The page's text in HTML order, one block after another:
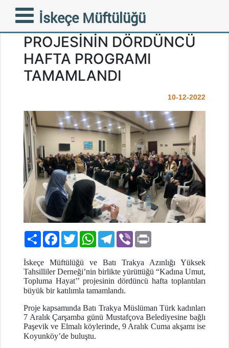
İskeçe Müftülüğü
‘‘KADINA UMUT
TOPLUMA HAYAT’’
PROJESİNİN DÖRDÜNCÜ
HAFTA PROGRAMI
TAMAMLANDI
10-12-2022
PaylaşFacebook
TwitterWhatsAppTelegram
Viber
İskeçe Müftülüğü ve Batı Trakya Azınlığı Yüksek
Tahsilliler Derneği’nin birlikte yürüttüğü “Kadına Umut,
Topluma Hayat’’ projesinin dördüncü hafta toplantıları
büyük bir katılımla tamamlandı.
Proje kapsamında Batı Trakya Müslüman Türk kadınları
7 Aralık Çarşamba günü Mustafçova Belediyesine bağlı
Paşevik ve Elmalı köylerinde, 9 Aralık Cuma akşamı ise
Koyunköy’de buluştu.